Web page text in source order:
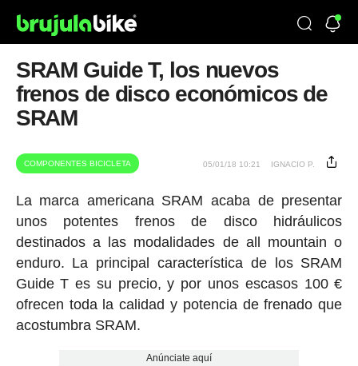
SRAM Guide T, los nuevos
frenos de disco económicos de
SRAM
COMPONENTES BICICLETA 05/01/18 10:21 IGNACIO P.
La marca americana SRAM acaba de presentar
unos potentes frenos de disco hidráulicos
destinados a las modalidades de all mountain o
enduro. La principal característica de los SRAM
Guide T es su precio, y por unos escasos 100 €
ofrecen toda la calidad y potencia de frenado que
acostumbra SRAM.
Anúnciate aquí